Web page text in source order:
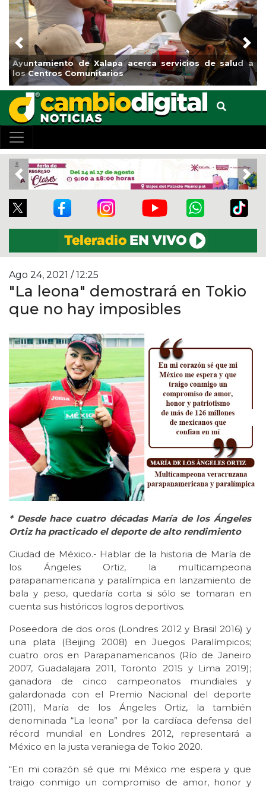
Municipio arrancará primera etapa de rehabilitación en
el boulevard 5 de febrero
Previous
Previous
Ago 24, 2021 / 12:25
"La leona" demostrará en Tokio
que no hay imposibles
* Desde hace cuatro décadas María de los Ángeles
Ortiz ha practicado el deporte de alto rendimiento
Ciudad de México.- Hablar de la historia de María de
los Ángeles Ortiz, la multicampeona
parapanamericana y paralímpica en lanzamiento de
bala y peso, quedaría corta si sólo se tomaran en
cuenta sus históricos logros deportivos.
Poseedora de dos oros (Londres 2012 y Brasil 2016) y
una plata (Beijing 2008) en Juegos Paralímpicos;
cuatro oros en Parapanamericanos (Río de Janeiro
2007, Guadalajara 2011, Toronto 2015 y Lima 2019);
ganadora de cinco campeonatos mundiales y
galardonada con el Premio Nacional del deporte
(2011), María de los Ángeles Ortiz, la también
denominada “La leona” por la cardíaca defensa del
récord mundial en Londres 2012, representará a
México en la justa veraniega de Tokio 2020.
“En mi corazón sé que mi México me espera y que
traigo conmigo un compromiso de amor, honor y